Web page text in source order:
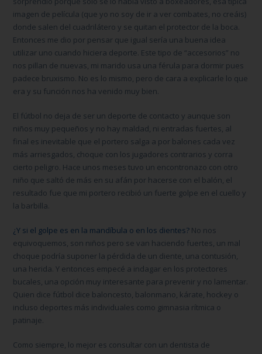
imagen de película (que yo no soy de ir a ver combates, no creáis)
donde salen del cuadrilátero y se quitan el protector de la boca.
Entonces me dio por pensar que igual sería una buena idea
utilizar uno cuando hiciera deporte. Este tipo de “accesorios” no
nos pillan de nuevas, mi marido usa una férula para dormir pues
padece bruxismo. No es lo mismo, pero de cara a explicarle lo que
era y su función nos ha venido muy bien.
El fútbol no deja de ser un deporte de contacto y aunque son
niños muy pequeños y no hay maldad, ni entradas fuertes, al
final es inevitable que el portero salga a por balones cada vez
más arriesgados, choque con los jugadores contrarios y corra
cierto peligro. Hace unos meses tuvo un encontronazo con otro
niño que saltó de más en su afán por hacerse con el balón, el
resultado fue que mi portero recibió un fuerte golpe en el cuello y
la barbilla.
¿Y si el golpe es en la mandíbula o en los dientes? No nos
equivoquemos, son niños pero se van haciendo fuertes, un mal
choque podría suponer la pérdida de un diente, una contusión,
una herida. Y entonces empecé a indagar en los protectores
bucales, una opción muy interesante para prevenir y no lamentar.
Quien dice fútbol dice baloncesto, balonmano, kárate, hockey o
incluso deportes más individuales como gimnasia rítmica o
patinaje.
Como siempre, lo mejor es consultar con un dentista de